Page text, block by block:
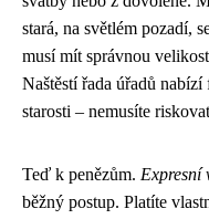
stará, na světlém pozadí,
musí mít správnou
Naštěstí řada úřadů
starosti – nemusíte
Teď k penězům. Expresní
běžný postup. Platíte